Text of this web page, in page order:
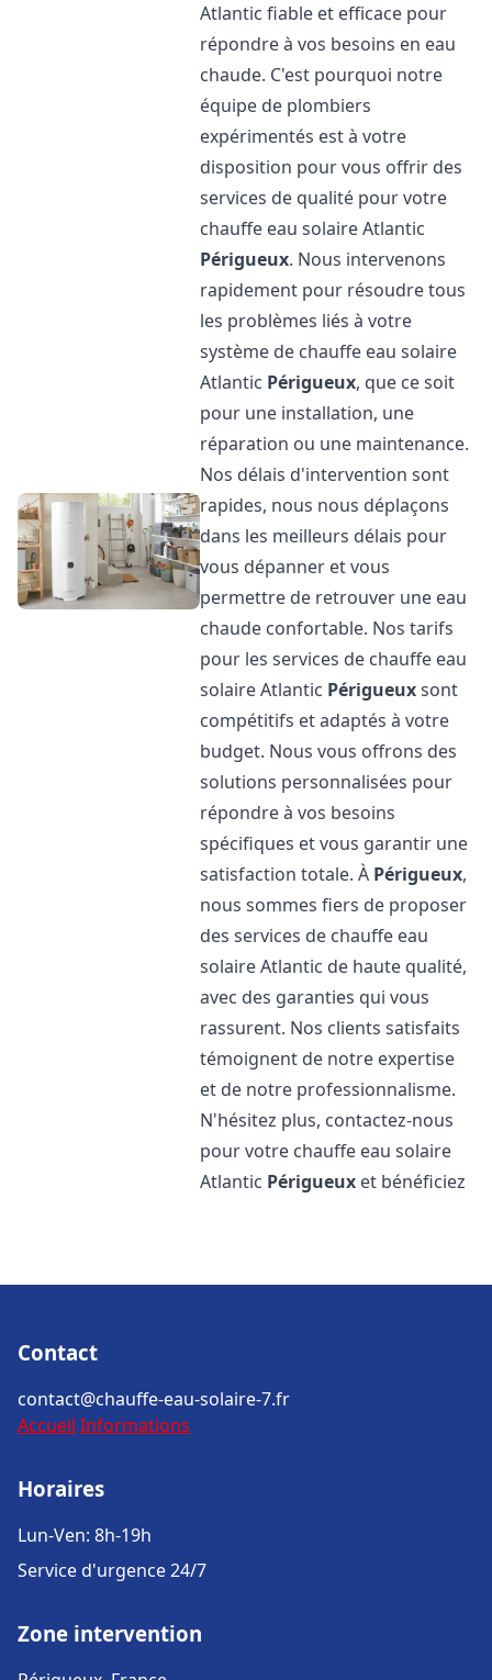
Atlantic fiable et efficace pour
répondre à vos besoins en eau
chaude. C'est pourquoi notre
équipe de plombiers
expérimentés est à votre
disposition pour vous offrir des
services de qualité pour votre
chauffe eau solaire Atlantic
Périgueux. Nous intervenons
rapidement pour résoudre tous
les problèmes liés à votre
système de chauffe eau solaire
Atlantic Périgueux, que ce soit
pour une installation, une
réparation ou une maintenance.
Nos délais d'intervention sont
rapides, nous nous déplaçons
dans les meilleurs délais pour
vous dépanner et vous
permettre de retrouver une eau
chaude confortable. Nos tarifs
pour les services de chauffe eau
solaire Atlantic Périgueuxsont
compétitifs et adaptés à votre
budget. Nous vous offrons des
solutions personnalisées pour
répondre à vos besoins
spécifiques et vous garantir une
satisfaction totale. À Périgueux,
nous sommes fiers de proposer
des services de chauffe eau
solaire Atlantic de haute qualité,
avec des garanties qui vous
rassurent. Nos clients satisfaits
témoignent de notre expertise
et de notre professionnalisme.
N'hésitez plus, contactez-nous
pour votre chauffe eau solaire
Atlantic Périgueux et bénéficiez
Contact
contact@chauffe-eau-solaire-7.fr
Accueil Informations
Horaires
Lun-Ven: 8h-19h
Service d'urgence 24/7
Zone intervention